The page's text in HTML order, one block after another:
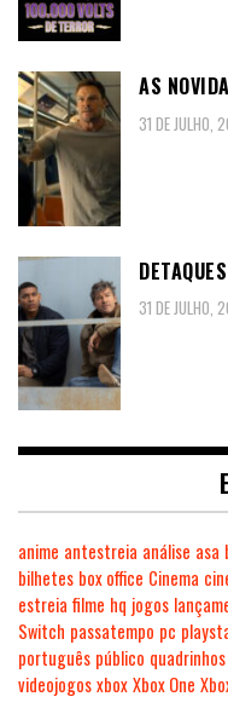
AS
31 DE JULHO,
31 DE JULHO,
anime antestreia análise asa
bilhetes box office Cinema
estreia filme hq jogos
Switch passatempo pc
português público quadrinhos
videojogosxboxXbox One